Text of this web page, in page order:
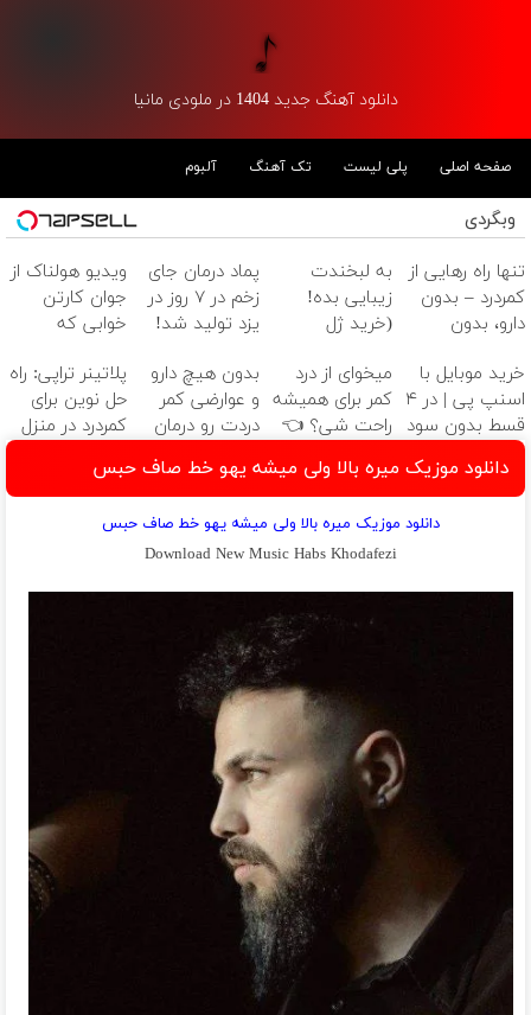
دانلود آهنگ جدید 1404 در ملودی مانیا
صفحه اصلی پلی لیست تک آهنگ آلبوم
وبگردی
تنها راه رهایی از
کمردرد – بدون
دارو، بدون
کن»
به لبخندت
زیبایی بده!
(خرید ژل
دندان
با40%تخفیف)
پماد درمان جای
زخم در ۷ روز در
یزد تولید شد!
ویدیو هولناک از
جوان کارتن
خوابی که
آموزش رایگان
خرید موبایل با
اسنپ پی | در ۴
قسط بدون سود
و کارمزد!
میخوای از درد
کمر برای همیشه
راحت شی؟ 👈
کن
بدون هیچ دارو
و عوارضی کمر
دردت رو درمان
(پرسش‌نامه)
پلاتینر تراپی: راه
حل نوین برای
کمردرد در منزل
دانلود موزیک میره بالا ولی میشه یهو خط صاف حبس
دانلود موزیک میره بالا ولی میشه یهو خط صاف حبس
Download New Music Habs Khodafezi